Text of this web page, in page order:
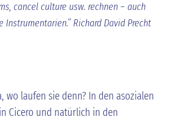
cancel culture usw. rechnen – auch
Instrumentarien.” Richard David Precht
wo laufen sie denn? In den asozialen
Cicero und natürlich in den